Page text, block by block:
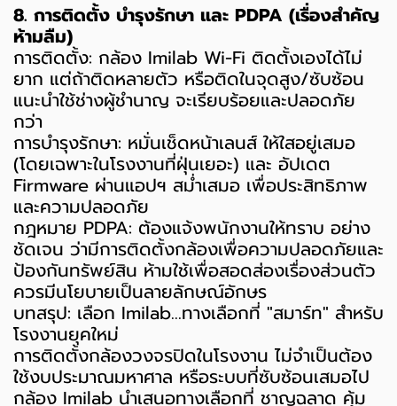
8. การติดตั้ง บำรุงรักษา และ PDPA (เรื่องสำคัญ
ห้ามลืม)
การติดตั้ง: กล้อง Imilab Wi-Fi ติดตั้งเองได้ไม่
ยาก แต่ถ้าติดหลายตัว หรือติดในจุดสูง/ซับซ้อน
แนะนำใช้ช่างผู้ชำนาญ จะเรียบร้อยและปลอดภัย
กว่า
การบำรุงรักษา: หมั่นเช็ดหน้าเลนส์ ให้ใสอยู่เสมอ
(โดยเฉพาะในโรงงานที่ฝุ่นเยอะ) และ อัปเดต
Firmware ผ่านแอปฯ สม่ำเสมอ เพื่อประสิทธิภาพ
และความปลอดภัย
กฎหมาย PDPA: ต้องแจ้งพนักงานให้ทราบ อย่าง
ชัดเจน ว่ามีการติดตั้งกล้องเพื่อความปลอดภัยและ
ป้องกันทรัพย์สิน ห้ามใช้เพื่อสอดส่องเรื่องส่วนตัว
ควรมีนโยบายเป็นลายลักษณ์อักษร
บทสรุป: เลือก Imilab...ทางเลือกที่ "สมาร์ท" สำหรับ
โรงงานยุคใหม่
การติดตั้งกล้องวงจรปิดในโรงงาน ไม่จำเป็นต้อง
ใช้งบประมาณมหาศาล หรือระบบที่ซับซ้อนเสมอไป
กล้อง Imilab นำเสนอทางเลือกที่ ชาญฉลาด คุ้ม